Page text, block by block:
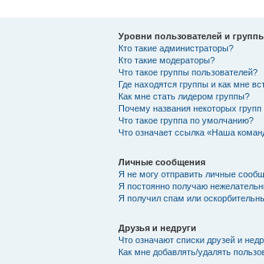
Уровни пользователей и
Кто такие администраторы?
Кто такие модераторы?
Что такое группы пользователей?
Где находятся группы и как мне
Как мне стать лидером группы?
Почему названия некоторых
Что такое группа по умолчанию?
Что означает ссылка «Наша
Личные сообщения
Я не могу отправить личные
Я постоянно получаю
Я получил спам или
Друзья и недруги
Что означают списки друзей и
Как мне добавлять/удалять